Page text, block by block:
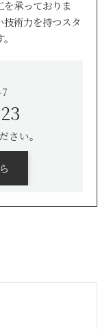
承っておりま
術力を持つスタ
い。